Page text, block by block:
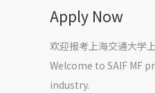
Apply Now
欢迎报考上海交通大学
Welcome to SAIF MF
industry.